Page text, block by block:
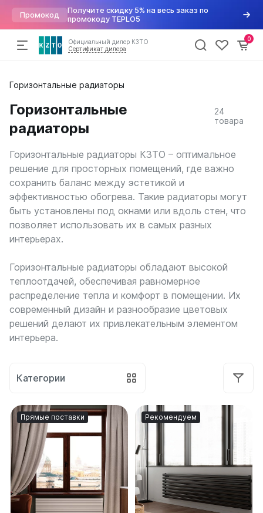
Промокод
Получите скидку 5% на весь заказ по
промокоду TEPLO5
Официальный дилер КЗТО
Сертификат дилера
0
Радиаторы
%
Распродажа
Могут
быть
трудности
сообщений
в
WhatsApp
Telegram,
воспользуйтесь
другими
каналами
Написать
WhatsApp
Написать
в
Telegram
Написать
в Max
По параметрам
Вертикальные
Трубчатые
Напольные
Квадратный профиль
Круглый профиль
Плоские
Высокие
Низкие
Для квартиры
Боковое подключение
Нижнее подключение
Стальные
Российские
Длинные
По секциям
на 4 секции
на 5 секций
на 6 секций
на 8 секций
на 9 секций
на 10 секций
на 11 секций
Напольные конвекторы
Элегант Мини
Элегант Плюс
Внутрипольные конвекторы
Бриз
Бриз Нерж
Бриз В
Бриз В Нерж
Арматура для радиаторов
Вентили для радиаторов
Воздухоудалители и заглушки
Кронштейны
Термостатические головки
Фитинги
Горизонтальные радиаторы
Горизонтальные
радиаторы
24
товара
Горизонтальные радиаторы КЗТО – оптимальное
решение для просторных помещений, где важно
сохранить баланс между эстетикой и
эффективностью обогрева. Такие радиаторы могут
быть установлены под окнами или вдоль стен, что
позволяет использовать их в самых разных
интерьерах.
Горизонтальные радиаторы обладают высокой
теплоотдачей, обеспечивая равномерное
распределение тепла и комфорт в помещении. Их
современный дизайн и разнообразие цветовых
решений делают их привлекательным элементом
интерьера.
Категории
Прямые поставки Рекомендуем